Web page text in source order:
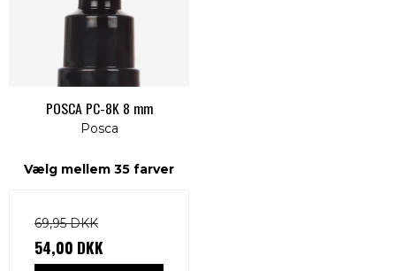
POSCA PC-8K 8 mm
Posca
Vælg mellem 35 farver
69,95 DKK
54,00 DKK